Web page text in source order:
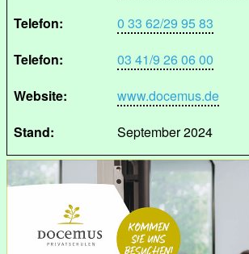
Telefon:
0 33 62/29 95 83
Telefon:
03 41/9 26 06 00
Website:
www.docemus.de
Stand:
September 2024